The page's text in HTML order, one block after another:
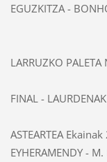
EGUZKITZA -
LARRUZKO PALETA
FINAL - LAURDENAK
ASTEARTEA
EYHERAMENDY - M.